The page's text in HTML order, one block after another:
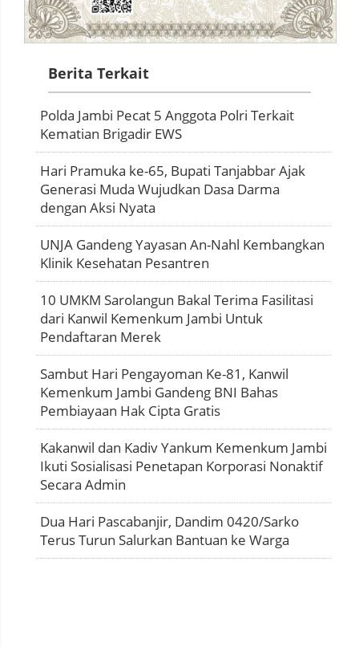
Berita Terkait
Polda Jambi Pecat 5 Anggota Polri Terkait
Kematian Brigadir EWS
Hari Pramuka ke-65, Bupati Tanjabbar Ajak
Generasi Muda Wujudkan Dasa Darma
dengan Aksi Nyata
UNJA Gandeng Yayasan An-Nahl Kembangkan
Klinik Kesehatan Pesantren
10 UMKM Sarolangun Bakal Terima Fasilitasi
dari Kanwil Kemenkum Jambi Untuk
Pendaftaran Merek
Sambut Hari Pengayoman Ke-81, Kanwil
Kemenkum Jambi Gandeng BNI Bahas
Pembiayaan Hak Cipta Gratis
Kakanwil dan Kadiv Yankum Kemenkum Jambi
Ikuti Sosialisasi Penetapan Korporasi Nonaktif
Secara Admin
Dua Hari Pascabanjir, Dandim 0420/Sarko
Terus Turun Salurkan Bantuan ke Warga